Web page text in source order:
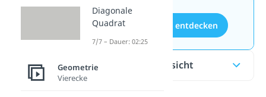
Aufgaben entdecken
Inhaltsübersicht
Diagonale
Quadrat
7/7 – Dauer: 02:25
Geometrie
Vierecke